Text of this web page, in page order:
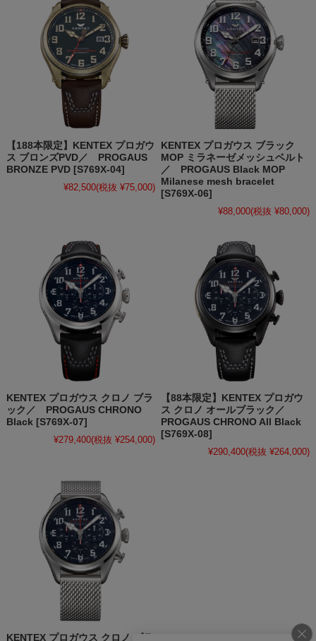
【188本限定】KENTEX プロガウ
ス ブロンズPVD／ PROGAUS
BRONZE PVD [S769X-04]
¥82,500(税抜 ¥75,000)
KENTEX プロガウス ブラック
MOP ミラネーゼメッシュベルト
／ PROGAUS Black MOP
Milanese mesh bracelet
[S769X-06]
¥88,000(税抜 ¥80,000)
KENTEX プロガウス クロノ ブラ
ック／ PROGAUS CHRONO
Black [S769X-07]
¥279,400(税抜 ¥254,000)
【88本限定】KENTEX プロガウ
ス クロノ オールブラック／
PROGAUS CHRONO All Black
[S769X-08]
¥290,400(税抜 ¥264,000)
KENTEX プロガウス クロノ ブラ